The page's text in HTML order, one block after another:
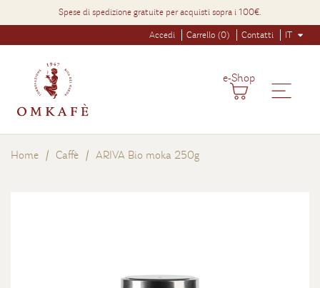
Spese di spedizione gratuite per acquisti sopra i 100€.
Accedi
Carrello (0) Contatti IT
e-Shop
Home Caffè ARIVA Bio moka 250g